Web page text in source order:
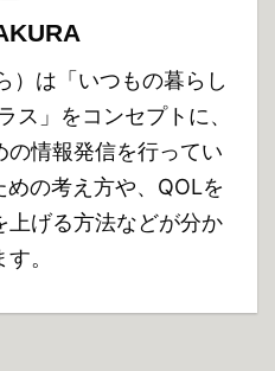
）は「いつもの暮らし
ス」をコンセプトに、
情報発信を行ってい
めの考え方や、QOLを
上げる方法などが分か
す。